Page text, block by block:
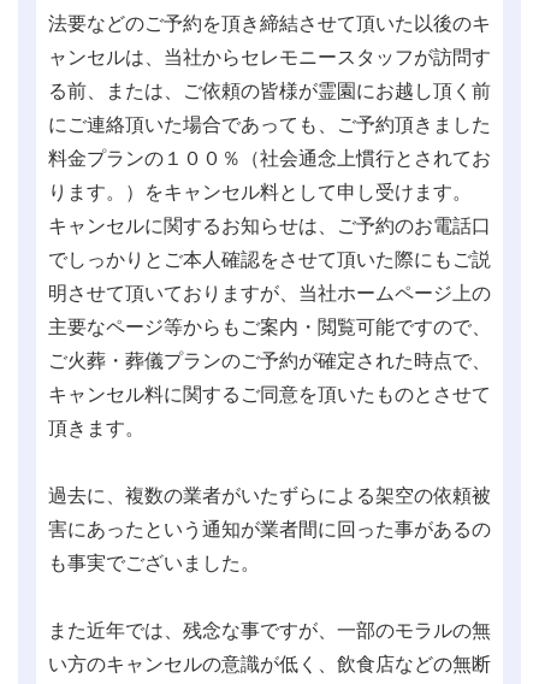
法要などのご予約を頂き締結させて頂いた以後のキ
ャンセルは、当社からセレモニースタッフが訪問す
る前、または、ご依頼の皆様が霊園にお越し頂く前
にご連絡頂いた場合であっても、ご予約頂きました
料金プランの１００％（社会通念上慣行とされてお
ります。）をキャンセル料として申し受けます。
キャンセルに関するお知らせは、ご予約のお電話口
でしっかりとご本人確認をさせて頂いた際にもご説
明させて頂いておりますが、当社ホームページ上の
主要なページ等からもご案内・閲覧可能ですので、
ご火葬・葬儀プランのご予約が確定された時点で、
キャンセル料に関するご同意を頂いたものとさせて
頂きます。
過去に、複数の業者がいたずらによる架空の依頼被
害にあったという通知が業者間に回った事があるの
も事実でございました。
また近年では、残念な事ですが、一部のモラルの無
い方のキャンセルの意識が低く、飲食店などの無断